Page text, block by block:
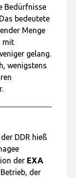
Bedürfnisse
bedeutete
Menge
mit
gelang.
wenigstens
DDR hieß
der EXA
der